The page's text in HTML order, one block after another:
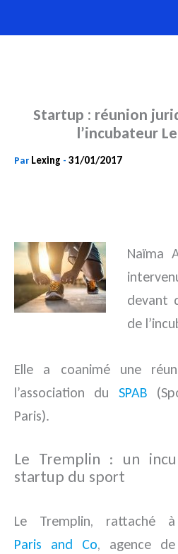
au
Startup : réunion
l’incubateur
Par Lexing - 31/01/2017
Naïma
devant
de
Elle a coanimé une
l’association du SPAB
Paris).
Le Tremplin : un
startup du sport
Le Tremplin, rattaché à
Paris and Co, agence de